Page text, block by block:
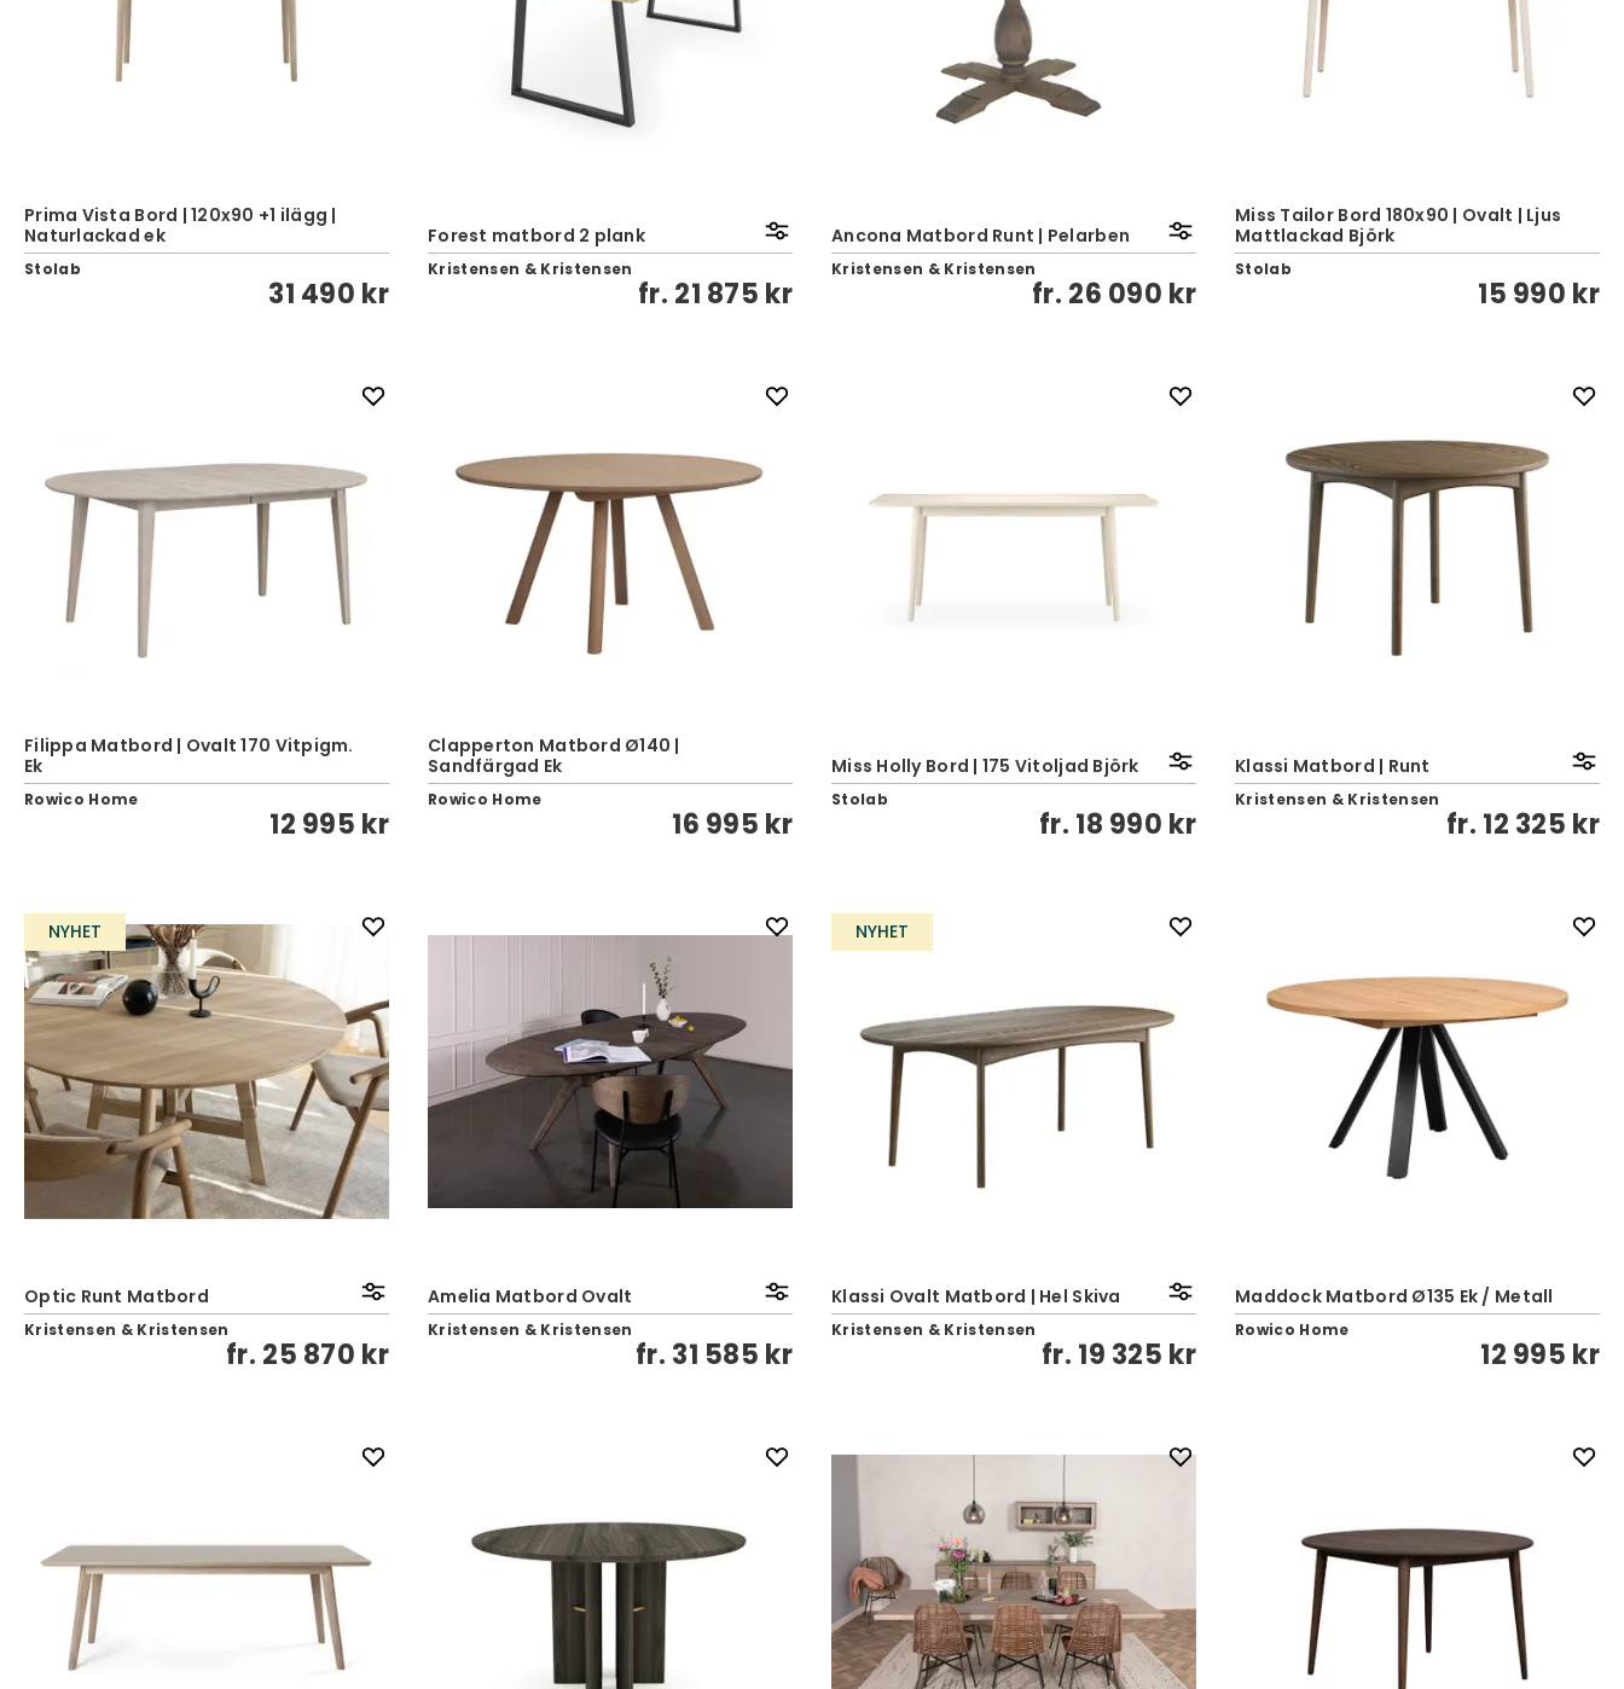
Prima Vista Bord | 120x90 +1 ilägg |
Naturlackad ek
Stolab
31 490 kr
Forest matbord 2 plank
Kristensen & Kristensen
fr. 21 875 kr
Ancona Matbord Runt | Pelarben
Kristensen & Kristensen
fr. 26 090 kr
Miss Tailor Bord 180x90 | Ovalt | Ljus
Mattlackad Björk
Stolab
15 990 kr
Filippa Matbord | Ovalt 170 Vitpigm.
Ek
Rowico Home
12 995 kr
Clapperton Matbord Ø140 |
Sandfärgad Ek
Rowico Home
16 995 kr
Miss Holly Bord | 175 Vitoljad Björk
Stolab
fr. 18 990 kr
Klassi Matbord | Runt
Kristensen & Kristensen
fr. 12 325 kr
NYHET
Optic Runt Matbord
Kristensen & Kristensen
fr. 25 870 kr
Amelia Matbord Ovalt
Kristensen & Kristensen
fr. 31 585 kr
NYHET
Klassi Ovalt Matbord | Hel Skiva
Kristensen & Kristensen
fr. 19 325 kr
Maddock Matbord Ø135 Ek / Metall
Rowico Home
12 995 kr